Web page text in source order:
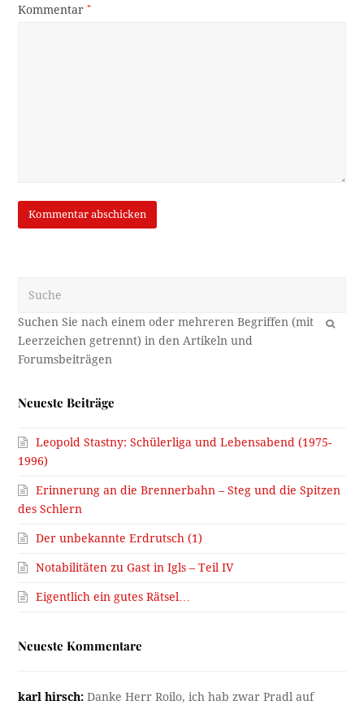
Kommentar*
OK
Neueste Beiträge
Leopold Stastny: Schülerliga und Lebensabend (1975-
1996)
Erinnerung an die Brennerbahn – Steg und die Spitzen
des Schlern
Der unbekannte Erdrutsch (1)
Notabilitäten zu Gast in Igls – Teil IV
Eigentlich ein gutes Rätsel…
Neueste Kommentare
karl hirsch: Danke Herr Roilo, ich hab zwar Pradl auf